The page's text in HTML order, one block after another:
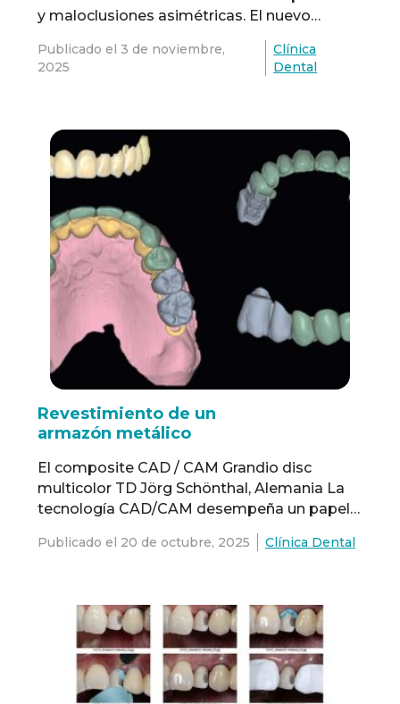
y maloclusiones asimétricas. El nuevo
dispositivo miniaturizado BT2 ha sido
diseñado para tratar la sobremordida
profunda esquelética severa y las
fija por el lado palatino de los incisivos
centrales superiores, ubicados …Read more
Publicado el 3 de noviembre,
2025
Clínica
Dental
Revestimiento de un
armazón metálico
El composite CAD / CAM Grandio disc
multicolor TD Jörg Schönthal, Alemania La
tecnología CAD/CAM desempeña un papel
cada vez más central en la odontología
digital, especialmente en el ámbito del
tradicionales de cerámica u óxido de
zirconio, sino que, gracias a los …Read more
Publicado el 20 de octubre, 2025 Clínica Dental